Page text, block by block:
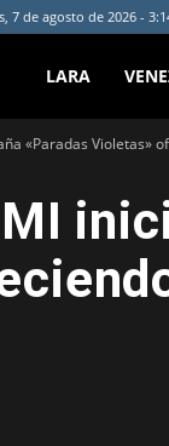
7 de agosto de 2026 -
Noticias251
LARA
«Paradas Violetas»